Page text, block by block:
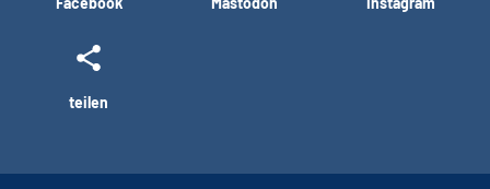
teilen